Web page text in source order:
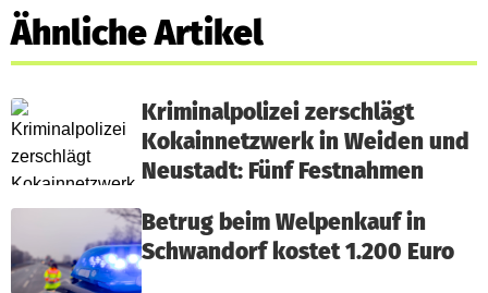
Ähnliche Artikel
Kriminalpolizei zerschlägt
Kokainnetzwerk in Weiden und
Neustadt: Fünf Festnahmen
Betrug beim Welpenkauf in
Schwandorf kostet 1.200 Euro